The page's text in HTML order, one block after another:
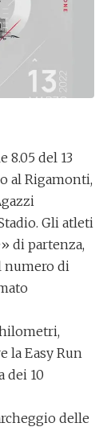
8.05 del 13
al Rigamonti,
Gli atleti
di partenza,
numero di
la Easy Run
dei 10
delle